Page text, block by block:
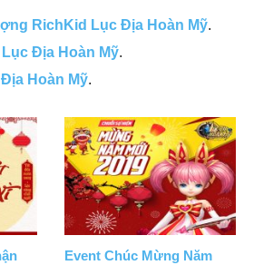
RichKid Lục Địa Hoàn Mỹ.
Địa Hoàn Mỹ.
Hoàn Mỹ.
Event Chúc Mừng Năm